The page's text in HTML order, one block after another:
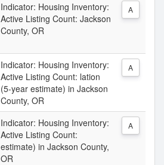
Indicator: Housing Inventory:
Active Listing Count: Jackson
County, OR
A
Indicator: Housing Inventory:
Active Listing Count: lation
(5-year estimate) in Jackson
County, OR
A
Indicator: Housing Inventory:
Active Listing Count:
estimate) in Jackson County,
OR
A